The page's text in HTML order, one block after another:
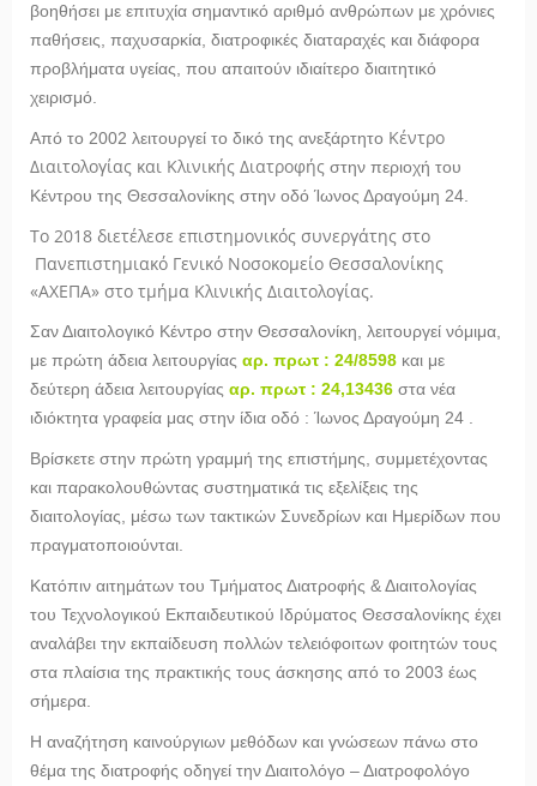
βοηθήσει με επιτυχία σημαντικό αριθμό ανθρώπων με χρόνιες
παθήσεις, παχυσαρκία, διατροφικές διαταραχές και διάφορα
προβλήματα υγείας, που απαιτούν ιδιαίτερο διαιτητικό
χειρισμό.
Από το 2002 λειτουργεί το δικό της ανεξάρτητο Κέντρο
Διαιτολογίας και Κλινικής Διατροφής στην περιοχή του
Κέντρου της Θεσσαλονίκης στην οδό Ίωνος Δραγούμη 24.
Το 2018 διετέλεσε επιστημονικός συνεργάτης στο
Πανεπιστημιακό Γενικό Νοσοκομείο Θεσσαλονίκης
«ΑΧΕΠΑ» στο τμήμα Κλινικής Διαιτολογίας.
Σαν Διαιτολογικό Κέντρο στην Θεσσαλονίκη, λειτουργεί νόμιμα,
με πρώτη άδεια λειτουργίας αρ. πρωτ : 24/8598 και με
δεύτερη άδεια λειτουργίας αρ. πρωτ : 24,13436 στα νέα
ιδιόκτητα γραφεία μας στην ίδια οδό : Ίωνος Δραγούμη 24 .
Βρίσκετε στην πρώτη γραμμή της επιστήμης, συμμετέχοντας
και παρακολουθώντας συστηματικά τις εξελίξεις της
διαιτολογίας, μέσω των τακτικών Συνεδρίων και Ημερίδων που
πραγματοποιούνται.
Κατόπιν αιτημάτων του Τμήματος Διατροφής & Διαιτολογίας
του Τεχνολογικού Εκπαιδευτικού Ιδρύματος Θεσσαλονίκης έχει
αναλάβει την εκπαίδευση πολλών τελειόφοιτων φοιτητών τους
στα πλαίσια της πρακτικής τους άσκησης από το 2003 έως
σήμερα.
Η αναζήτηση καινούργιων μεθόδων και γνώσεων πάνω στο
θέμα της διατροφής οδηγεί την Διαιτολόγο – Διατροφολόγο